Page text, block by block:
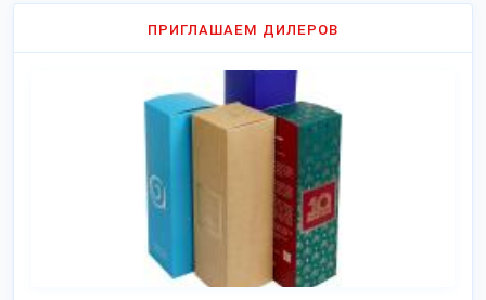
ПРИГЛАШАЕМ ДИЛЕРОВ